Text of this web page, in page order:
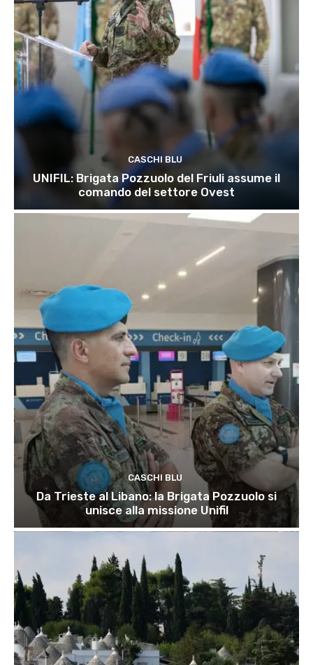
CASCHI BLU
UNIFIL: Brigata Pozzuolo del Friuli assume il
comando del settore Ovest
CASCHI BLU
Da Trieste al Libano: la Brigata Pozzuolo si
unisce alla missione Unifil